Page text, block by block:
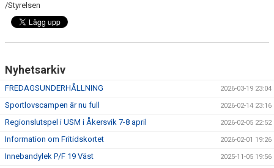
/Styrelsen
Nyhetsarkiv
FREDAGSUNDERHÅLLNING 2026-03-19 23:04
Sportlovscampen är nu full 2026-02-14 23:16
Regionslutspel i USM i Åkersvik 7-8 april 2026-02-05 22:52
Information om Fritidskortet 2026-02-01 19:26
Innebandylek P/F 19 Väst 2025-11-05 19:56